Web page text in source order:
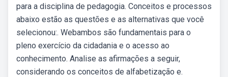
para a disciplina de pedagogia. Conceitos e processos
abaixo estão as questões e as alternativas que você
selecionou:. Webambos são fundamentais para o
pleno exercício da cidadania e o acesso ao
conhecimento. Analise as afirmações a seguir,
considerando os conceitos de alfabetização e.